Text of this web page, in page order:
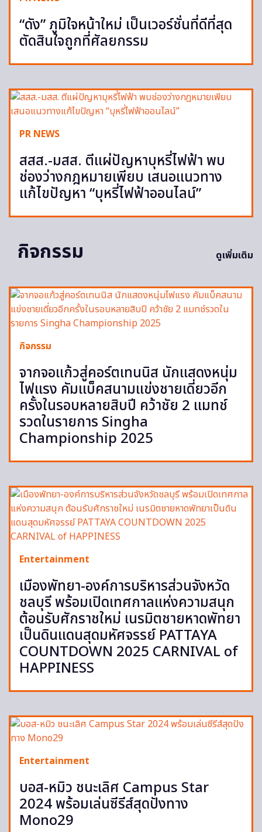
“ดัง” ภูมิใจหน้าใหม่ เป็นเวอร์ชั่นที่ดีที่สุด
ตัดสินใจถูกที่ศัลยกรรม
PR NEWS
สสส.-มสส. ตีแผ่ปัญหาบุหรี่ไฟฟ้า พบ
ช่องว่างกฎหมายเพียบ เสนอแนวทาง
แก้ไขปัญหา “บุหรี่ไฟฟ้าออนไลน์”
กิจกรรม ดูเพิ่มเติม
กิจกรรม
จากจอแก้วสู่คอร์ตเทนนิส นักแสดงหนุ่ม
ไฟแรง คัมแบ็คสนามแข่งชายเดี่ยวอีก
ครั้งในรอบหลายสิบปี คว้าชัย 2 แมทช์
รวดในรายการ Singha
Championship 2025
Entertainment
เมืองพัทยา-องค์การบริหารส่วนจังหวัด
ชลบุรี พร้อมเปิดเทศกาลแห่งความสนุก
ต้อนรับศักราชใหม่ เนรมิตชายหาดพัทยา
เป็นดินแดนสุดมหัศจรรย์ PATTAYA
COUNTDOWN 2025 CARNIVAL of
HAPPINESS
Entertainment
บอส-หมิว ชนะเลิศ Campus Star
2024 พร้อมเล่นซีรีส์สุดปังทาง
Mono29